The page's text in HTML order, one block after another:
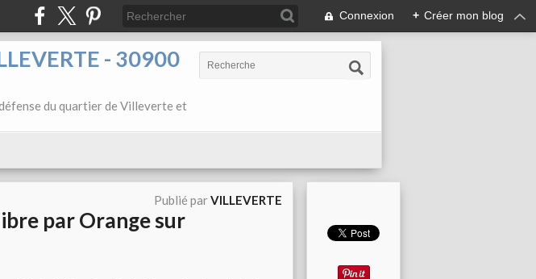
Connexion + Créer mon blog
- 30900
du quartier de Villeverte et
Publié parVILLEVERTE
par Orange sur